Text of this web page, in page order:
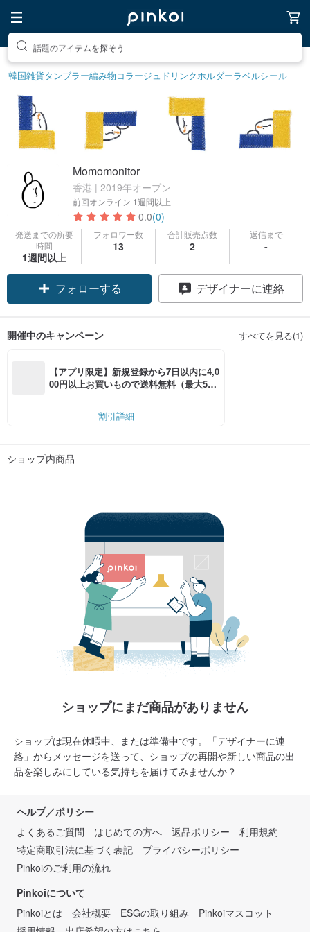
話題のアイテムを探そう
韓国雑貨タンブラー編み物コラージュ ドリンクホルダーラベルシール
Momomonitor
香港 | 2019年オープン
前回オンライン 1週間以上
0.0(0)
発送までの所要
時間
1週間以上
フォロワー数
13
合計販売点数
2
返信まで
-
フォローする デザイナーに連絡
開催中のキャンペーン すべてを見る(1)
【アプリ限定】新規登録から7日以内に4,0
00円以上お買いもので送料無料（最大500
割引詳細
ショップ内商品
ショップにまだ商品がありません
ショップは現在休暇中、または準備中です。「デザイナーに連
絡」からメッセージを送って、ショップの再開や新しい商品の出
品を楽しみにしている気持ちを届けてみませんか？
ヘルプ／ポリシー
よくあるご質問
はじめての方へ 返品ポリシー
利用規約
特定商取引法に基づく表記
プライバシーポリシー
Pinkoiのご利用の流れ
Pinkoiについて
Pinkoiとは
会社概要 ESGの取り組み
Pinkoiマスコット